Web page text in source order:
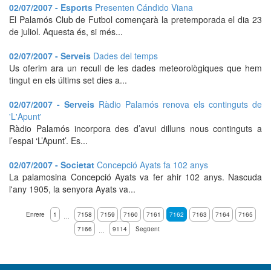
02/07/2007 - Esports Presenten Cándido Viana
El Palamós Club de Futbol començarà la pretemporada el dia 23
de juliol. Aquesta és, si més...
02/07/2007 - Serveis Dades del temps
Us oferim ara un recull de les dades meteorològiques que hem
tingut en els últims set dies a...
02/07/2007 - Serveis Ràdio Palamós renova els continguts de
'L'Apunt'
Ràdio Palamós incorpora des d’avui dilluns nous continguts a
l’espai ‘L’Apunt’. Es...
02/07/2007 - Societat Concepció Ayats fa 102 anys
La palamosina Concepció Ayats va fer ahir 102 anys. Nascuda
l'any 1905, la senyora Ayats va...
Enrere 1 7158 7159 7160 7161 7162 7163 7164
7165
7166
9114 Següent